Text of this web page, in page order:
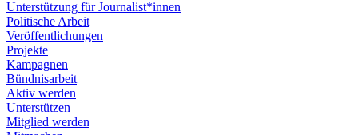
Unterstützung für Journalist*innen
Politische Arbeit
Veröffentlichungen
Projekte
Kampagnen
Bündnisarbeit
Aktiv werden
Unterstützen
Mitglied werden